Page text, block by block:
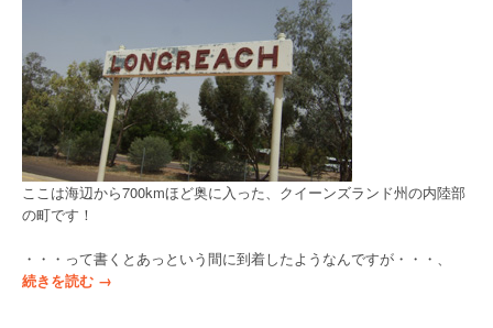
ここは海辺から700kmほど奥に入った、クイーンズランド州の内陸部
の町です！
・・・って書くとあっという間に到着したようなんですが・・・、
続きを読む “
→